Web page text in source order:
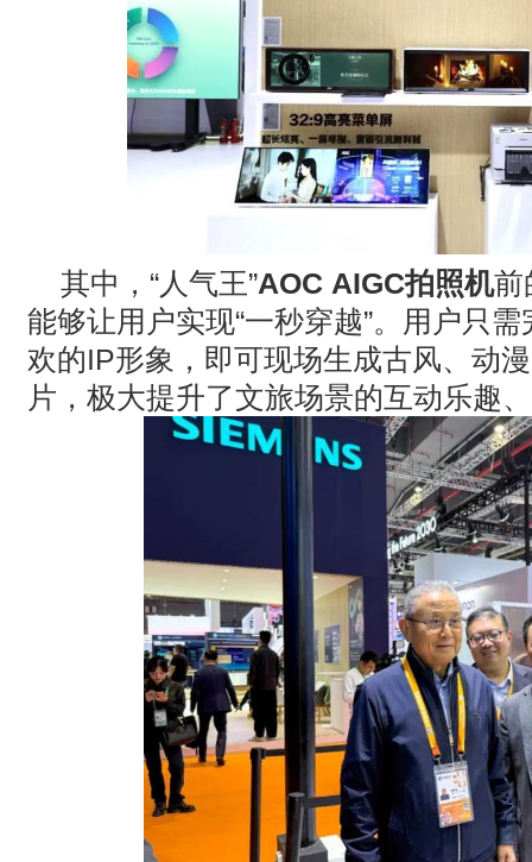
其中， “人气王”AOC AIGC拍照机前
能够让用户实现“一秒穿越”。用户只
欢的IP形象，即可现场生成古风、动
片，极大提升了文旅场景的互动乐趣